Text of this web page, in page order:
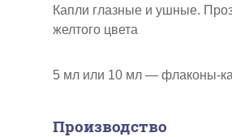
Капли глазные и ушные.
желтого цвета
5 мл или 10 мл — флаконы-
Производство